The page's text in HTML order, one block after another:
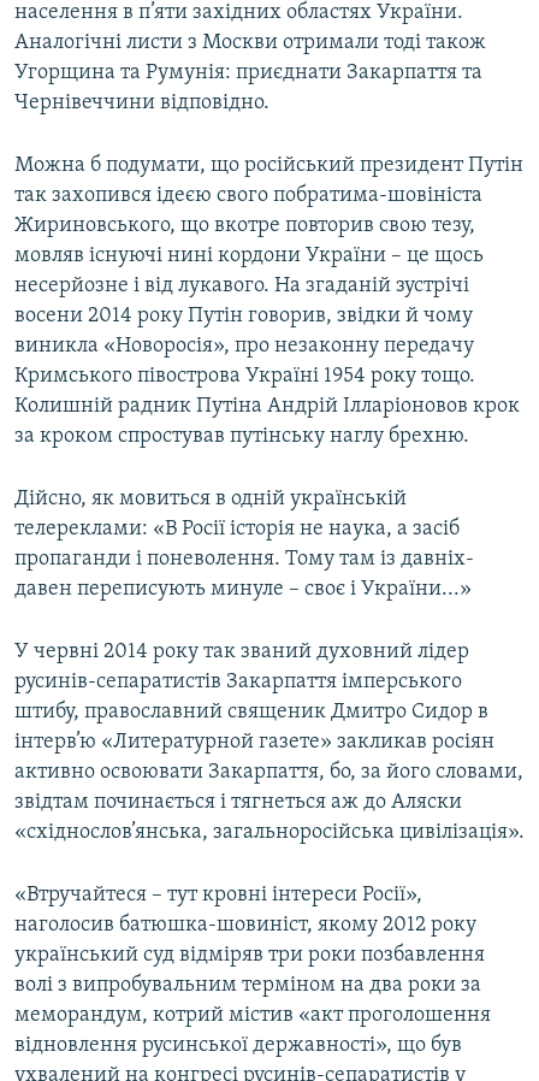
населення в п’яти західних областях України.
Аналогічні листи з Москви отримали тоді також
Угорщина та Румунія: приєднати Закарпаття та
Чернівеччини відповідно.
Можна б подумати, що російський президент Путін
так захопився ідеєю свого побратима-шовініста
Жириновського, що вкотре повторив свою тезу,
мовляв існуючі нині кордони України – це щось
несерйозне і від лукавого. На згаданій зустрічі
восени 2014 року Путін говорив, звідки й чому
виникла «Новоросія», про незаконну передачу
Кримського півострова Україні 1954 року тощо.
Колишній радник Путіна Андрій Ілларіоновов крок
за кроком спростував путінську наглу брехню.
Дійсно, як мовиться в одній українській
телереклами: «В Росії історія не наука, а засіб
пропаганди і поневолення. Тому там із давніх-
давен переписують минуле – своє і України...»
У червні 2014 року так званий духовний лідер
русинів-сепаратистів Закарпаття імперського
штибу, православний священик Дмитро Сидор в
інтерв’ю «Литературной газете» закликав росіян
активно освоювати Закарпаття, бо, за його словами,
звідтам починається і тягнеться аж до Аляски
«східнослов’янська, загальноросійська цивілізація».
«Втручайтеся – тут кровні інтереси Росії»,
наголосив батюшка-шовиніст, якому 2012 року
український суд відміряв три роки позбавлення
волі з випробувальним терміном на два роки за
меморандум, котрий містив «акт проголошення
відновлення русинської державності», що був
ухвалений на конгресі русинів-сепаратистів у